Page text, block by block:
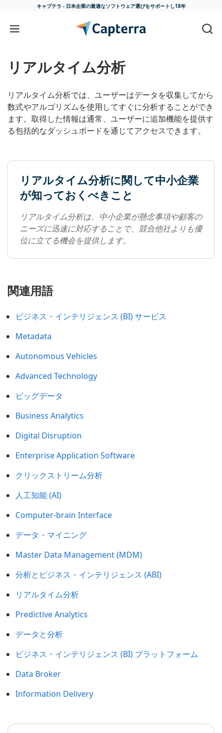
キャプテラ - 日本企業の最適なソフトウェア選びをサポートし18年
コンテンツに移動
リアルタイム分析
リアルタイム分析では、ユーザーはデータを収集してから
数式やアルゴリズムを使用してすぐに分析することができ
ます。取得した情報は通常、ユーザーに追加機能を提供す
る包括的なダッシュボードを通じてアクセスできます。
リアルタイム分析に関して中小企業
が知っておくべきこと
リアルタイム分析は、中小企業が懸念事項や顧客の
ニーズに迅速に対応することで、競合他社よりも優
位に立てる機会を提供します。
関連用語
ビジネス・インテリジェンス (BI) サービス
Metadata
Autonomous Vehicles
Advanced Technology
ビッグデータ
Business Analytics
Digital Disruption
Enterprise Application Software
クリックストリーム分析
人工知能 (AI)
Computer-brain Interface
データ・マイニング
Master Data Management (MDM)
分析とビジネス・インテリジェンス (ABI)
リアルタイム分析
Predictive Analytics
データと分析
ビジネス・インテリジェンス (BI) プラットフォーム
Data Broker
Information Delivery